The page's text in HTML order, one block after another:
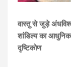
वास्तु से जुड़े
शांडिल्य का आधुनिक
दृष्टिकोण